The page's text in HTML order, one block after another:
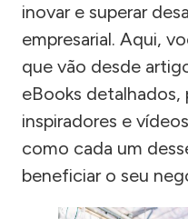
inovar e superar
empresarial. Aqui,
que vão desde
eBooks detalhados,
inspiradores e
como cada um
beneficiar o seu